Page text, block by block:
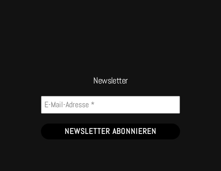
Newsletter